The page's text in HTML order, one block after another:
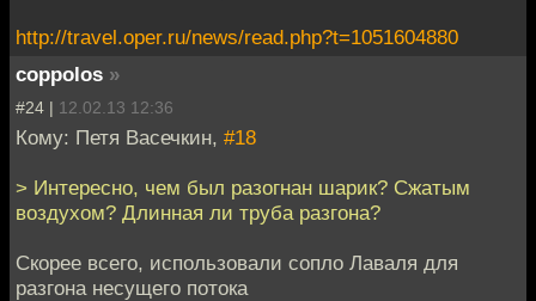
http://travel.oper.ru/news/read.php?t=1051604880
coppolos »
#24 | 12.02.13 12:36
Кому: Петя Васечкин, #18
> Интересно, чем был разогнан шарик? Сжатым
воздухом? Длинная ли труба разгона?
Скорее всего, использовали сопло Лаваля для
разгона несущего потока